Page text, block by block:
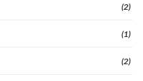
(2)
(1)
(2)